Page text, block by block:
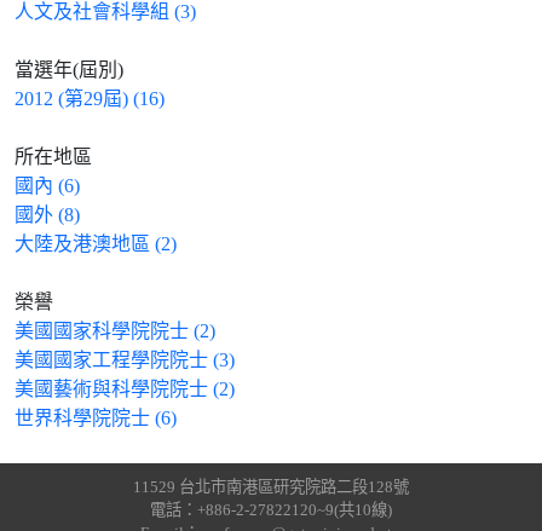
人文及社會科學組 (3)
當選年(屆別)
2012 (第29屆) (16)
所在地區
國內 (6)
國外 (8)
大陸及港澳地區 (2)
榮譽
美國國家科學院院士 (2)
美國國家工程學院院士 (3)
美國藝術與科學院院士 (2)
世界科學院院士 (6)
11529 台北市南港區研究院路二段128號
電話：+886-2-27822120~9(共10線)